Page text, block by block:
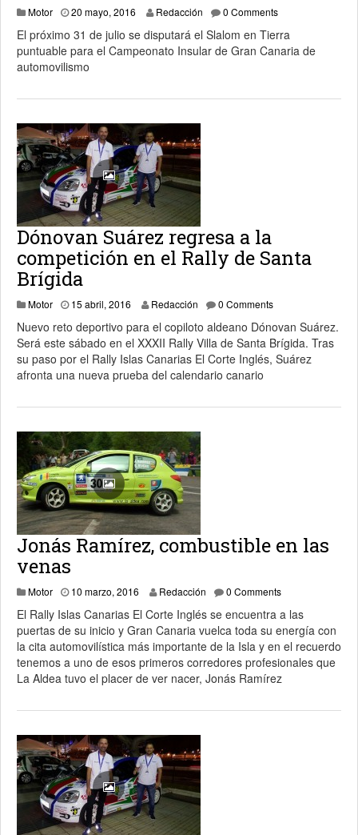
Motor 20 mayo, 2016 20 mayo, 2016
Redacción 0 Comments
El próximo 31 de julio se disputará el Slalom en Tierra
puntuable para el Campeonato Insular de Gran Canaria de
automovilismo
Dónovan Suárez regresa a la
competición en el Rally de Santa
Brígida
Motor 15 abril, 2016 15 abril, 2016
Redacción 0 Comments
Nuevo reto deportivo para el copiloto aldeano Dónovan Suárez.
Será este sábado en el XXXII Rally Villa de Santa Brígida. Tras
su paso por el Rally Islas Canarias El Corte Inglés, Suárez
afronta una nueva prueba del calendario canario
Jonás Ramírez, combustible en las
venas
Motor 10 marzo, 2016 Redacción 0 Comments
El Rally Islas Canarias El Corte Inglés se encuentra a las
puertas de su inicio y Gran Canaria vuelca toda su energía con
la cita automovilística más importante de la Isla y en el recuerdo
tenemos a uno de esos primeros corredores profesionales que
La Aldea tuvo el placer de ver nacer, Jonás Ramírez